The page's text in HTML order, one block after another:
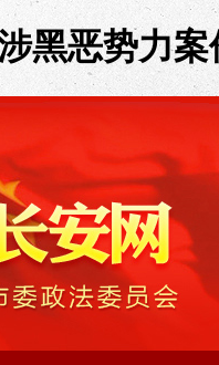
黑恶势力案